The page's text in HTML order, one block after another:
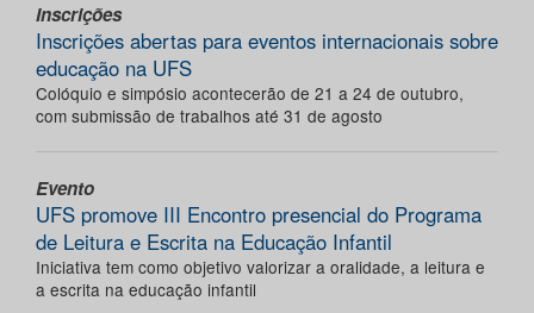
Inscrições
Inscrições abertas para eventos internacionais sobre
educação na UFS
Colóquio e simpósio acontecerão de 21 a 24 de outubro,
com submissão de trabalhos até 31 de agosto
Evento
UFS promove III Encontro presencial do Programa
de Leitura e Escrita na Educação Infantil
Iniciativa tem como objetivo valorizar a oralidade, a leitura e
a escrita na educação infantil